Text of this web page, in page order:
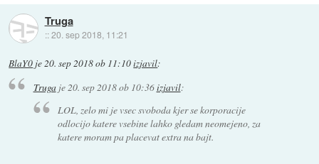
Truga
::20. sep 2018, 11:21
BlaY0 je20. sep 2018 ob 11:10izjavil:
Trugaje 20. sep 2018 ob 10:36izjavil:
LOL, zelo mi je vsec svoboda kjer se korporacije
odlocijo katere vsebine lahko gledam neomejeno, za
katere moram pa placevat extra na bajt.